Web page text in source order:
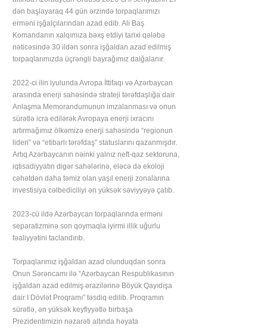
dən başlayaraq 44 gün ərzində torpaqlarımızı
erməni işğalçılarından azad edib. Ali Baş
Komandanın xalqımıza bəxş etdiyi tarixi qələbə
nəticəsində 30 ildən sonra işğaldan azad edilmiş
torpaqlarımızda üçrəngli bayrağımız dalğalanır.
2022-ci ilin iyulunda Avropa İttifaqı və Azərbaycan
arasında enerji sahəsində strateji tərəfdaşlığa dair
Anlaşma Memorandumunun imzalanması və onun
sürətlə icra edilərək Avropaya enerji ixracını
artırmağımız ölkəmizə enerji sahəsində “regionun
lideri” və “etibarlı tərəfdaş” statuslarını qazanmışdır.
Artıq Azərbaycanın nəinki yalnız neft-qaz sektoruna,
iqtisadiyyatın digər sahələrinə, eləcə də ekoloji
cəhətdən daha təmiz olan yaşıl enerji zonalarına
investisiya cəlbediciliyi ən yüksək səviyyəyə çatıb.
2023-cü ildə Azərbaycan torpaqlarında erməni
separatizminə son qoymaqla iyirmi illik uğurlu
fəaliyyətini taclandırıb.
Torpaqlarımız işğaldan azad olunduqdan sonra
Onun Sərəncamı ilə “Azərbaycan Respublikasının
işğaldan azad edilmiş ərazilərinə Böyük Qayıdışa
dair I Dövlət Proqramı” təsdiq edilib. Proqramın
sürətlə, ən yüksək keyfiyyətlə birbaşa
Prezidentimizin nəzarəti altında həyata